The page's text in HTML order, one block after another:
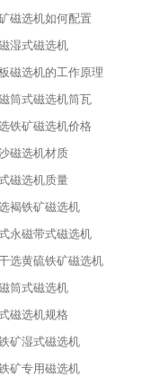
磁选机如何配置
湿式磁选机
磁选机的工作原理
筒式磁选机筒瓦
铁矿磁选机价格
磁选机材质
磁选机质量
褐铁矿磁选机
永磁带式磁选机
选黄硫铁矿磁选机
筒式磁选机
磁选机规格
矿湿式磁选机
矿专用磁选机